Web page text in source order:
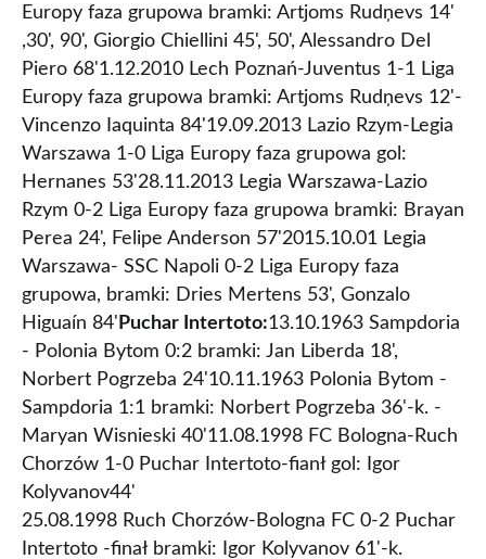
Europy faza grupowa bramki: Artjoms Rudņevs 14'
,30', 90', Giorgio Chiellini 45', 50', Alessandro Del
Piero 68'1.12.2010 Lech Poznań-Juventus 1-1 Liga
Europy faza grupowa bramki: Artjoms Rudņevs 12'-
Vincenzo Iaquinta 84'19.09.2013 Lazio Rzym-Legia
Warszawa 1-0 Liga Europy faza grupowa gol:
Hernanes 53'28.11.2013 Legia Warszawa-Lazio
Rzym 0-2 Liga Europy faza grupowa bramki: Brayan
Perea 24', Felipe Anderson 57'2015.10.01 Legia
Warszawa- SSC Napoli 0-2 Liga Europy faza
grupowa, bramki: Dries Mertens 53', Gonzalo
Higuaín 84' Puchar Intertoto:13.10.1963 Sampdoria
- Polonia Bytom 0:2 bramki: Jan Liberda 18',
Norbert Pogrzeba 24'10.11.1963 Polonia Bytom -
Sampdoria 1:1 bramki: Norbert Pogrzeba 36'-k. -
Maryan Wisnieski 40'11.08.1998 FC Bologna-Ruch
Chorzów 1-0 Puchar Intertoto-fianł gol: Igor
Kolyvanov44'
25.08.1998 Ruch Chorzów-Bologna FC 0-2 Puchar
Intertoto -finał bramki: Igor Kolyvanov 61'-k.